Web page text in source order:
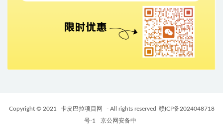
Copyright © 2021 卡皮巴拉项目网 - All rights reserved
赣ICP备2024048718
号-1
京公网安备中